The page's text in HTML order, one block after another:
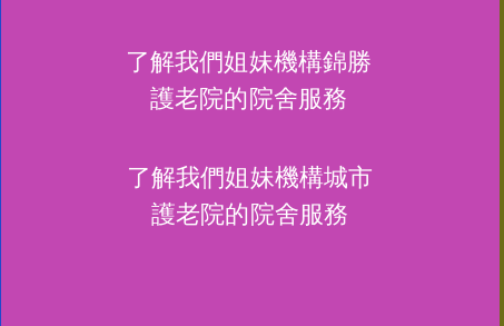
了解我們姐妹機構錦勝
護老院的院舍服務
了解我們姐妹機構城市
護老院的院舍服務